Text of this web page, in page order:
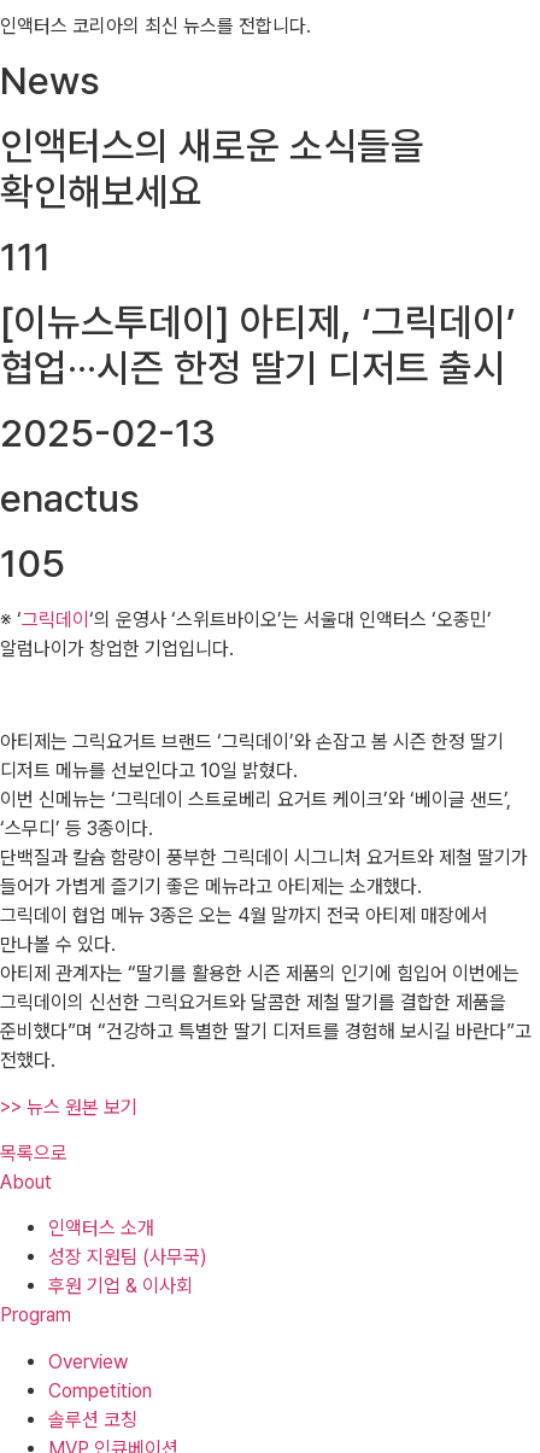
인액터스 코리아의 최신 뉴스를 전합니다.
News
인액터스의 새로운 소식들을
확인해보세요
111
[이뉴스투데이] 아티제, ‘그릭데이’
협업···시즌 한정 딸기 디저트 출시
2025-02-13
enactus
105
※ ‘그릭데이 ‘의 운영사 ‘스위트바이오’는 서울대 인액터스 ‘오종민’
알럼나이가 창업한 기업입니다.
아티제는 그릭요거트 브랜드 ‘그릭데이’와 손잡고 봄 시즌 한정 딸기
디저트 메뉴를 선보인다고 10일 밝혔다.
이번 신메뉴는 ‘그릭데이 스트로베리 요거트 케이크’와 ‘베이글 샌드’,
‘스무디’ 등 3종이다.
단백질과 칼슘 함량이 풍부한 그릭데이 시그니처 요거트와 제철 딸기가
들어가 가볍게 즐기기 좋은 메뉴라고 아티제는 소개했다.
그릭데이 협업 메뉴 3종은 오는 4월 말까지 전국 아티제 매장에서
만나볼 수 있다.
아티제 관계자는 “딸기를 활용한 시즌 제품의 인기에 힘입어 이번에는
그릭데이의 신선한 그릭요거트와 달콤한 제철 딸기를 결합한 제품을
준비했다”며 “건강하고 특별한 딸기 디저트를 경험해 보시길 바란다”고
전했다.
>> 뉴스 원본 보기
목록으로
About
인액터스 소개
성장 지원팀 (사무국)
후원 기업 & 이사회
Program
Overview
Competition
솔루션 코칭